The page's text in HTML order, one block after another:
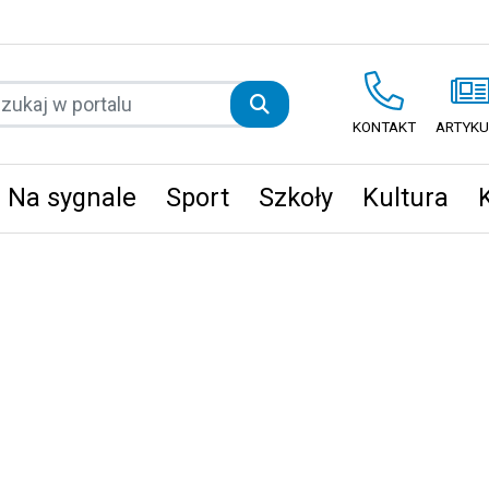
KONTAKT
Na sygnale Sport Szkoły Kultura